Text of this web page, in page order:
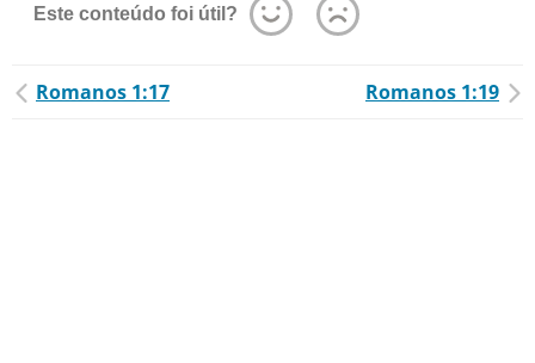
Este conteúdo foi útil?
Romanos 1:17 Romanos 1:19